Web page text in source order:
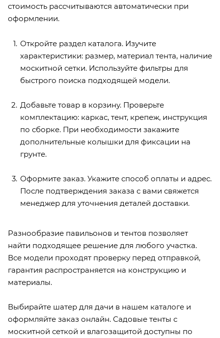
стоимость рассчитываются автоматически при
оформлении.
Откройте раздел каталога. Изучите
характеристики: размер, материал тента, наличие
москитной сетки. Используйте фильтры для
быстрого поиска подходящей модели.
Добавьте товар в корзину. Проверьте
комплектацию: каркас, тент, крепеж, инструкция
по сборке. При необходимости закажите
дополнительные колышки для фиксации на
грунте.
Оформите заказ. Укажите способ оплаты и адрес.
После подтверждения заказа с вами свяжется
менеджер для уточнения деталей доставки.
Разнообразие павильонов и тентов позволяет
найти подходящее решение для любого участка.
Все модели проходят проверку перед отправкой,
гарантия распространяется на конструкцию и
материалы.
Выбирайте шатер для дачи в нашем каталоге и
оформляйте заказ онлайн. Садовые тенты с
москитной сеткой и влагозащитой доступны по